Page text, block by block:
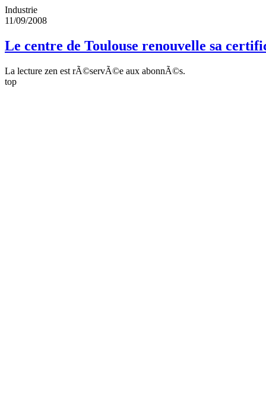
Industrie
11/09/2008
Le centre de Toulouse renouvelle sa
La lecture zen est rÃ©servÃ©e aux abonnÃ©s.
top